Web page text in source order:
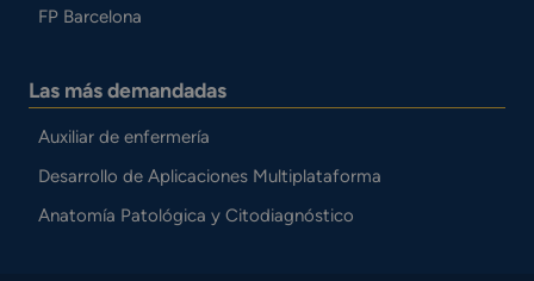
FP Barcelona
Las más demandadas
Auxiliar de enfermería
Desarrollo de Aplicaciones Multiplataforma
Anatomía Patológica y Citodiagnóstico